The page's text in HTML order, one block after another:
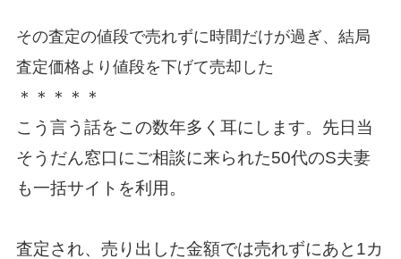
その査定の値段で売れずに時間だけが過ぎ、結局
査定価格より値段を下げて売却した
＊＊＊＊＊
こう言う話をこの数年多く耳にします。先日当
そうだん窓口にご相談に来られた50代のS夫妻
も一括サイトを利用。
査定され、売り出した金額では売れずにあと1カ